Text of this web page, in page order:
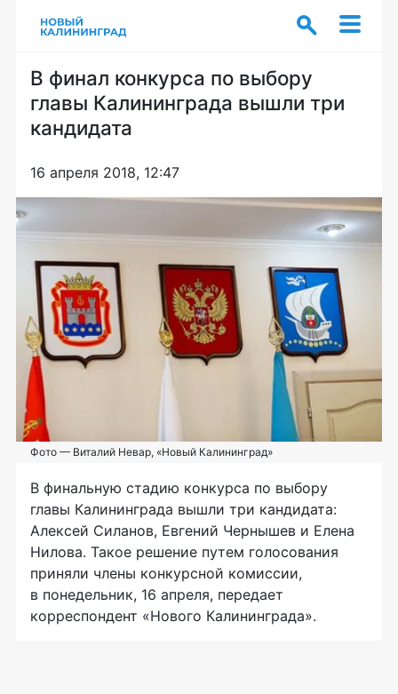
В финал конкурса по выбору
главы Калининграда вышли три
кандидата
16 апреля 2018, 12:47
Фото — Виталий Невар, «Новый Калининград»
В финальную стадию конкурса по выбору
главы Калининграда вышли три кандидата:
Алексей Силанов, Евгений Чернышев и Елена
Нилова. Такое решение путем голосования
приняли члены конкурсной комиссии,
в понедельник, 16 апреля, передает
корреспондент «Нового Калининграда».